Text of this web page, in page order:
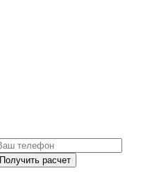
Получить расчет